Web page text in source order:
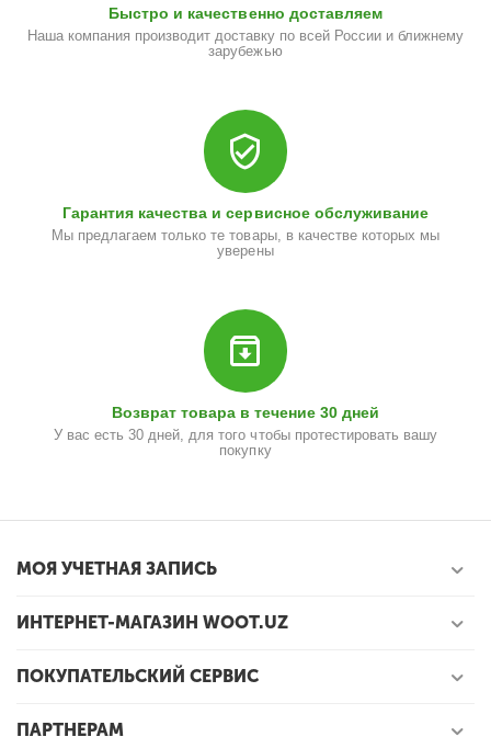
Быстро и качественно доставляем
Наша компания производит доставку по всей России и ближнему
зарубежью
Гарантия качества и сервисное обслуживание
Мы предлагаем только те товары, в качестве которых мы
уверены
Возврат товара в течение 30 дней
У вас есть 30 дней, для того чтобы протестировать вашу
покупку
МОЯ УЧЕТНАЯ ЗАПИСЬ
ИНТЕРНЕТ-МАГАЗИН WOOT.UZ
ПОКУПАТЕЛЬСКИЙ СЕРВИС
ПАРТНЕРАМ